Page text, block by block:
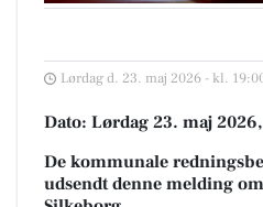
Lørdag d. 23. maj 2026 - kl.
Dato: Lørdag 23. maj
De kommunale
udsendt denne melding